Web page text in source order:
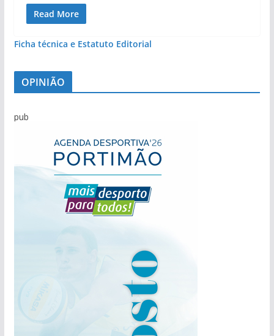
Read More
Ficha técnica e Estatuto Editorial
OPINIÃO
pub